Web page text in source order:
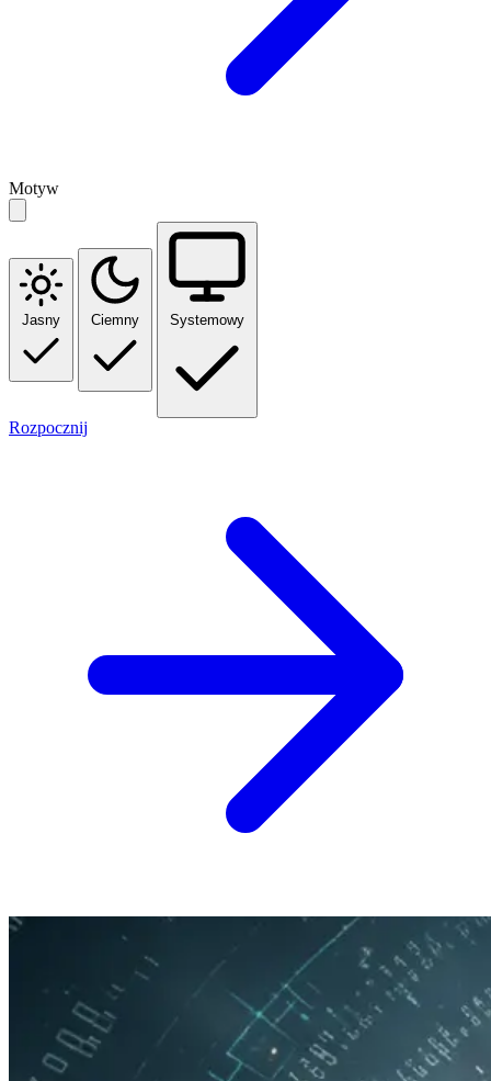
Motyw
Jasny Ciemny Systemowy
Rozpocznij